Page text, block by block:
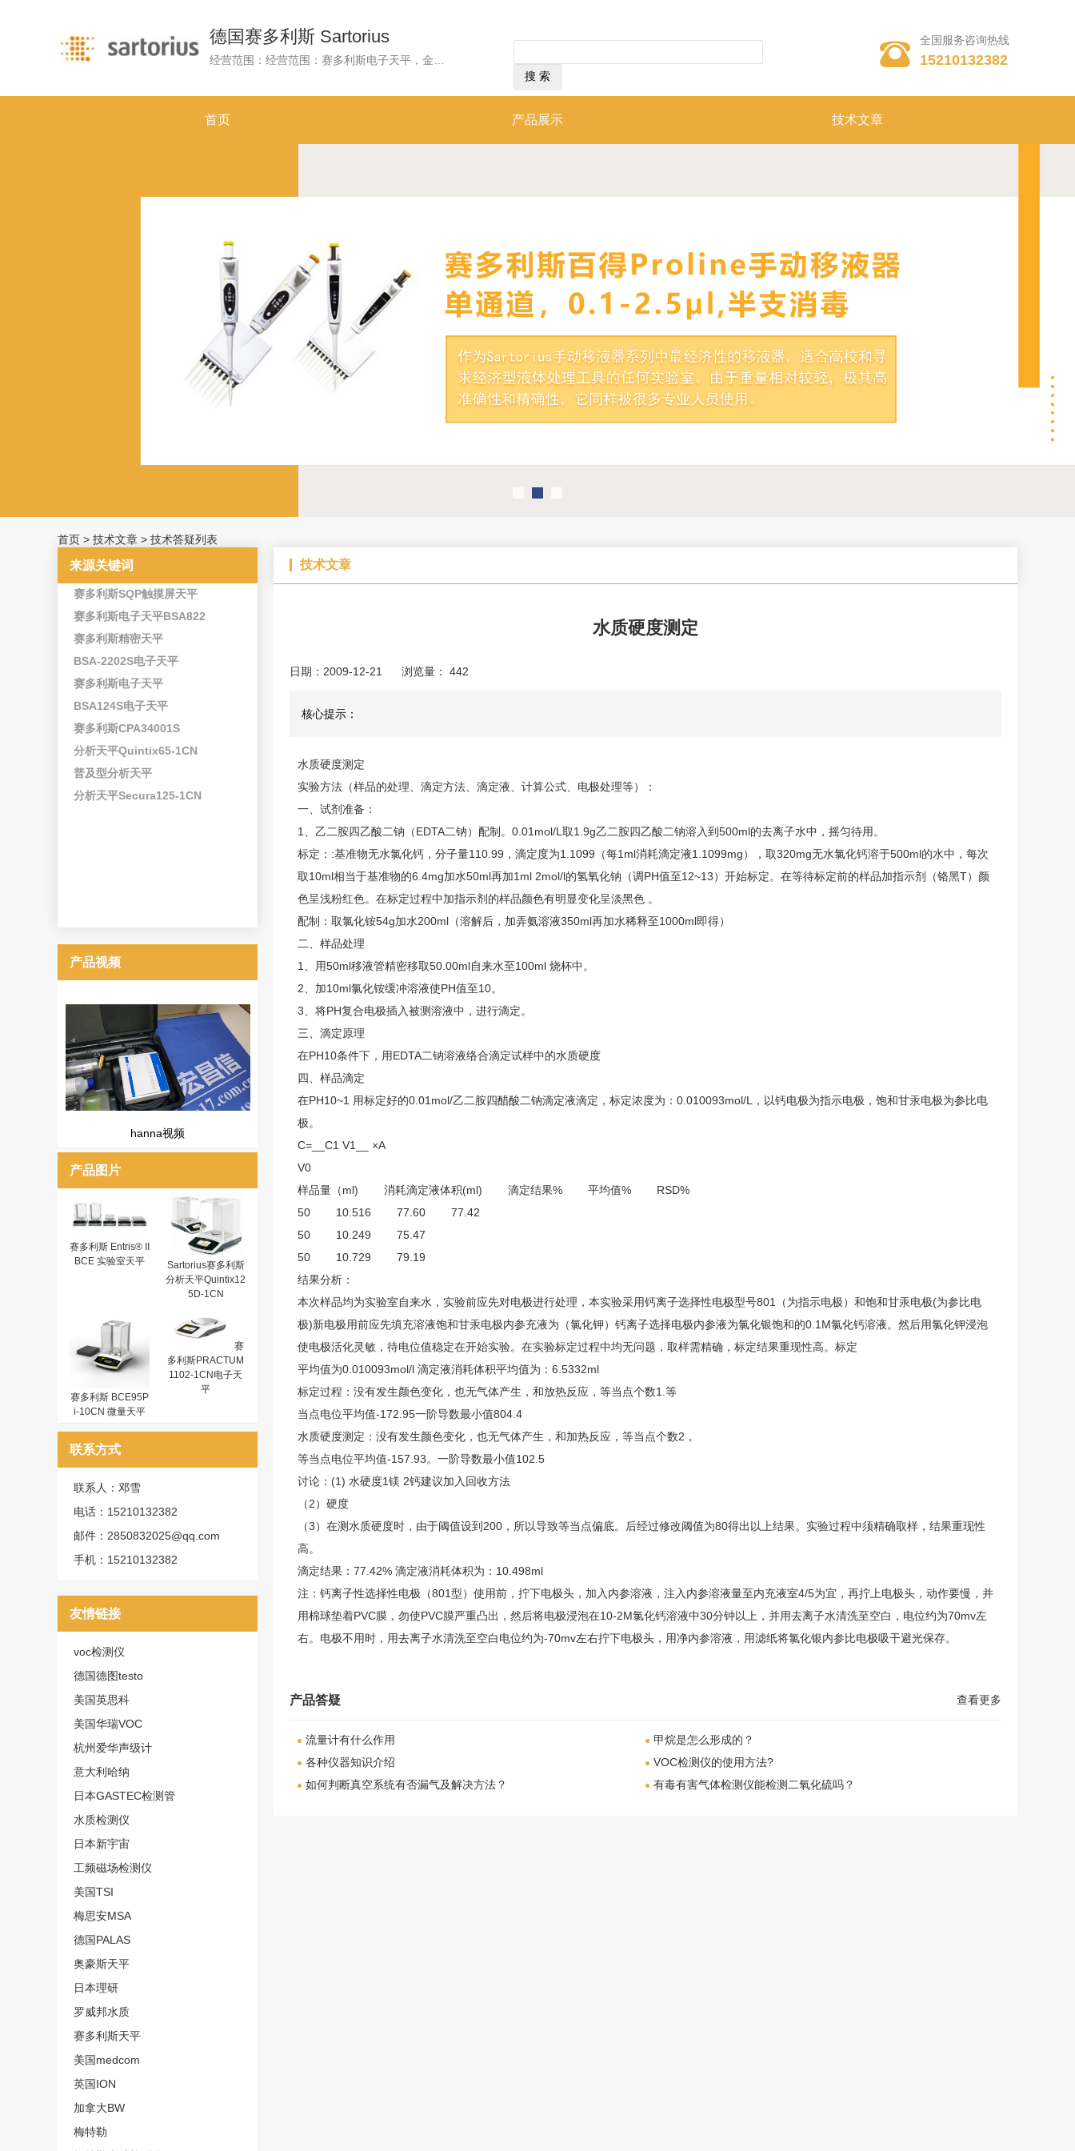
德国赛多利斯 Sartorius
 全国服务咨询热线
15210132382
首页 产品展示 技术文章
首页 > 技术文章 > 技术答疑列表
来源关键词
赛多利斯SQP触摸屏天平
赛多利斯电子天平BSA822
赛多利斯精密天平
BSA-2202S电子天平
赛多利斯电子天平
BSA124S电子天平
赛多利斯CPA34001S
分析天平Quintix65-1CN
普及型分析天平
分析天平Secura125-1CN
产品视频
hanna视频
产品图片
赛多利斯 Entris® II
BCE 实验室天平
Sartorius赛多利斯
分析天平Quintix12
5D-1CN
赛多利斯 BCE95P
i-10CN 微量天平
赛
多利斯PRACTUM
1102-1CN电子天
平
联系方式
联系人：邓雪
电话：15210132382
邮件：2850832025@qq.com
手机：15210132382
友情链接
voc检测仪
德国德图testo
美国英思科
美国华瑞VOC
杭州爱华声级计
意大利哈纳
日本GASTEC检测管
水质检测仪
日本新宇宙
工频磁场检测仪
美国TSI
梅思安MSA
德国PALAS
奥豪斯天平
日本理研
罗威邦水质
赛多利斯天平
美国medcom
英国ION
加拿大BW
梅特勒
技术文章
水质硬度测定
日期：2009-12-21 浏览量： 442
核心提示：
水质硬度测定
实验方法（样品的处理、滴定方法、滴定液、计算公式、电极处理等）：
一、试剂准备：
1、乙二胺四乙酸二钠（EDTA二钠）配制。0.01mol/L取1.9g乙二胺四乙酸二钠溶入到500ml的去离子水中，摇匀待用。
标定：:基准物无水氯化钙，分子量110.99，滴定度为1.1099（每1ml消耗滴定液1.1099mg），取320mg无水氯化钙溶于500ml的水中，每次
取10ml相当于基准物的6.4mg加水50ml再加1ml 2mol/l的氢氧化钠（调PH值至12~13）开始标定。在等待标定前的样品加指示剂（铬黑T）颜
色呈浅粉红色。在标定过程中加指示剂的样品颜色有明显变化呈淡黑色 。
配制：取氯化铵54g加水200ml（溶解后，加弄氨溶液350ml再加水稀释至1000ml即得）
二、样品处理
1、用50ml移液管精密移取50.00ml自来水至100ml 烧杯中。
2、加10ml氯化铵缓冲溶液使PH值至10。
3、将PH复合电极插入被测溶液中，进行滴定。
三、滴定原理
在PH10条件下，用EDTA二钠溶液络合滴定试样中的水质硬度
四、样品滴定
在PH10~1 用标定好的0.01mol/乙二胺四醋酸二钠滴定液滴定，标定浓度为：0.010093mol/L，以钙电极为指示电极，饱和甘汞电极为参比电
极。
C=__C1 V1__ ×A
V0
样品量（ml) 消耗滴定液体积(ml) 滴定结果% 平均值% RSD%
50 10.516 77.60 77.42
50 10.249 75.47
50 10.729 79.19
结果分析：
本次样品均为实验室自来水，实验前应先对电极进行处理，本实验采用钙离子选择性电极型号801（为指示电极）和饱和甘汞电极(为参比电
极)新电极用前应先填充溶液饱和甘汞电极内参充液为（氯化钾）钙离子选择电极内参液为氯化银饱和的0.1M氯化钙溶液。然后用氯化钾浸泡
使电极活化灵敏，待电位值稳定在开始实验。在实验标定过程中均无问题，取样需精确，标定结果重现性高。标定
平均值为0.010093mol/l 滴定液消耗体积平均值为：6.5332ml
标定过程：没有发生颜色变化，也无气体产生，和放热反应，等当点个数1.等
当点电位平均值-172.95一阶导数最小值804.4
水质硬度测定：没有发生颜色变化，也无气体产生，和加热反应，等当点个数2，
等当点电位平均值-157.93。一阶导数最小值102.5
讨论：(1) 水硬度1镁 2钙建议加入回收方法
（2）硬度
（3）在测水质硬度时，由于阈值设到200，所以导致等当点偏底。后经过修改阈值为80得出以上结果。实验过程中须精确取样，结果重现性
高。
滴定结果：77.42% 滴定液消耗体积为：10.498ml
注：钙离子性选择性电极（801型）使用前，拧下电极头，加入内参溶液，注入内参溶液量至内充液室4/5为宜，再拧上电极头，动作要慢，并
用棉球垫着PVC膜，勿使PVC膜严重凸出，然后将电极浸泡在10-2M氯化钙溶液中30分钟以上，并用去离子水清洗至空白，电位约为70mv左
右。电极不用时，用去离子水清洗至空白电位约为-70mv左右拧下电极头，用净内参溶液，用滤纸将氯化银内参比电极吸干避光保存。
产品答疑 查看更多
流量计有什么作用
各种仪器知识介绍
如何判断真空系统有否漏气及解决方法？
甲烷是怎么形成的？
VOC检测仪的使用方法?
有毒有害气体检测仪能检测二氧化硫吗？